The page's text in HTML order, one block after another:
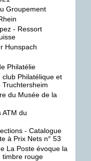
Groupement
- Ressort
Hunspach
Philatélie
club Philatélique et
du Musée de la
ATM du
- Catalogue
à Prix Nets n° 53
La Poste évoque la
timbre rouge